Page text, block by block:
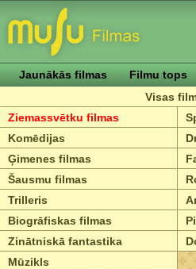
Jaunākās filmas Filmu tops
Visas
Ziemassvētku filmas
Komēdijas
Ģimenes filmas
Šausmu filmas
Trilleris
Biogrāfiskas filmas
Zinātniskā fantastika
Mūzikls